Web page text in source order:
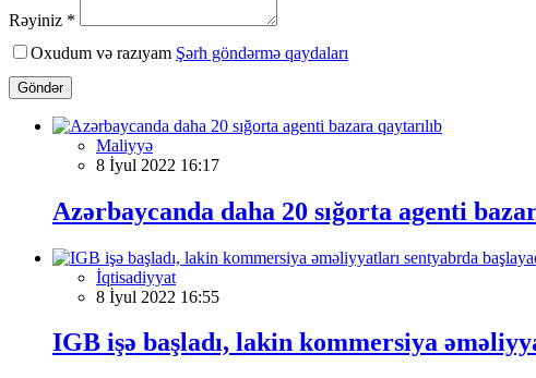
Rəyiniz *
Oxudum və razıyam Şərh göndərmə qaydaları
Göndər
Maliyyə
8 İyul 2022 16:17
Azərbaycanda daha 20 sığorta agenti
İqtisadiyyat
8 İyul 2022 16:55
IGB işə başladı, lakin kommersiya